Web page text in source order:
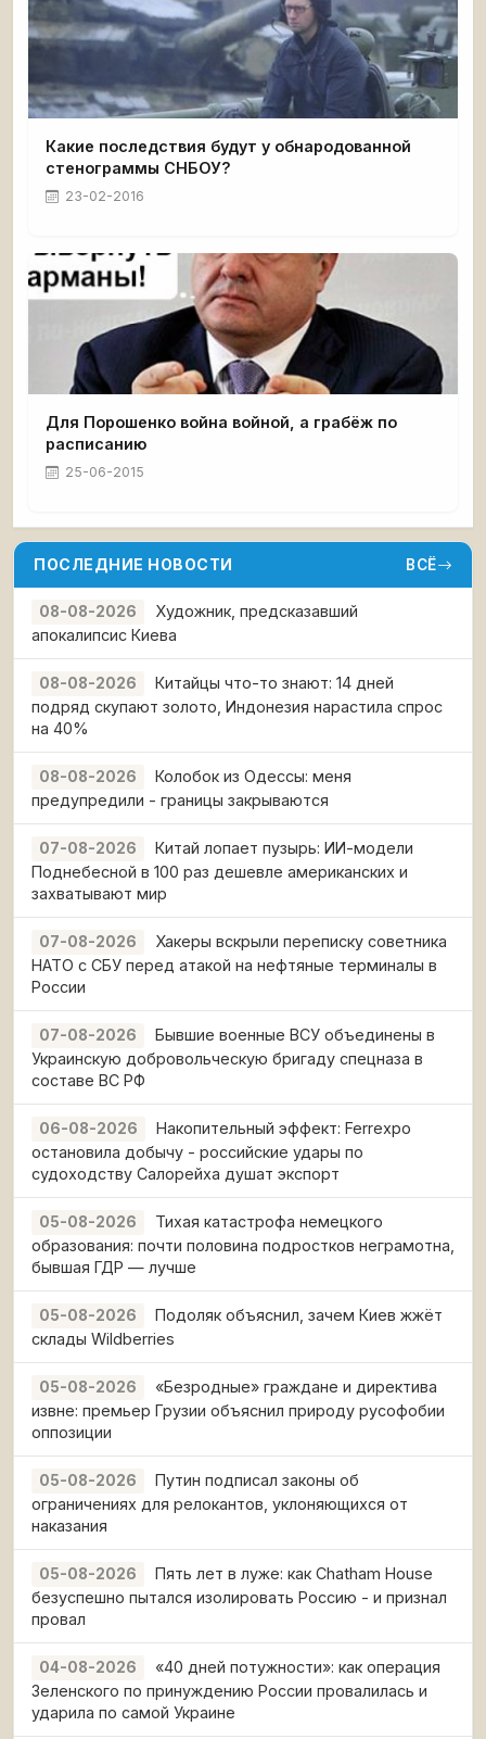
Какие последствия будут у обнародованной
стенограммы СНБОУ?
23-02-2016
Для Порошенко война войной, а грабёж по
расписанию
25-06-2015
ПОСЛЕДНИЕ НОВОСТИ ВСЁ
08-08-2026
Художник, предсказавший
апокалипсис Киева
08-08-2026
Китайцы что-то знают: 14 дней
подряд скупают золото, Индонезия нарастила спрос
на 40%
08-08-2026
Колобок из Одессы: меня
предупредили - границы закрываются
07-08-2026
Китай лопает пузырь: ИИ-модели
Поднебесной в 100 раз дешевле американских и
захватывают мир
07-08-2026
Хакеры вскрыли переписку советника
НАТО с СБУ перед атакой на нефтяные терминалы в
России
07-08-2026
Бывшие военные ВСУ объединены в
Украинскую добровольческую бригаду спецназа в
составе ВС РФ
06-08-2026
Накопительный эффект: Ferrexpo
остановила добычу - российские удары по
судоходству Салорейха душат экспорт
05-08-2026
Тихая катастрофа немецкого
образования: почти половина подростков неграмотна,
бывшая ГДР — лучше
05-08-2026
Подоляк объяснил, зачем Киев жжёт
склады Wildberries
05-08-2026
«Безродные» граждане и директива
извне: премьер Грузии объяснил природу русофобии
оппозиции
05-08-2026
Путин подписал законы об
ограничениях для релокантов, уклоняющихся от
наказания
05-08-2026
Пять лет в луже: как Chatham House
безуспешно пытался изолировать Россию - и признал
провал
04-08-2026
«40 дней потужности»: как операция
Зеленского по принуждению России провалилась и
ударила по самой Украине